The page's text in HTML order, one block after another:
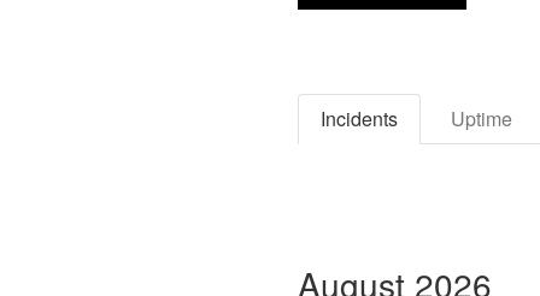
Incidents Uptime
August 2026